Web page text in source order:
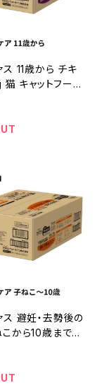
ス 11歳から チキ
キャットフード
ス 避妊・去勢後の
から10歳まで
ィッシュ味 5.4kg
トフード 4902418